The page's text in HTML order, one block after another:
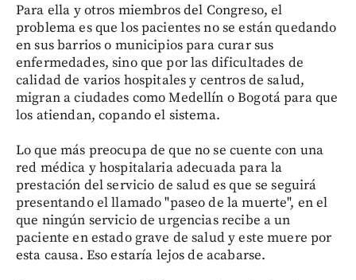
Para ella y otros miembros del Congreso, el
problema es que los pacientes no se están quedando
en sus barrios o municipios para curar sus
enfermedades, sino que por las dificultades de
calidad de varios hospitales y centros de salud,
migran a ciudades como Medellín o Bogotá para que
los atiendan, copando el sistema.
Lo que más preocupa de que no se cuente con una
red médica y hospitalaria adecuada para la
prestación del servicio de salud es que se seguirá
presentando el llamado "paseo de la muerte", en el
que ningún servicio de urgencias recibe a un
paciente en estado grave de salud y este muere por
esta causa. Eso estaría lejos de acabarse.